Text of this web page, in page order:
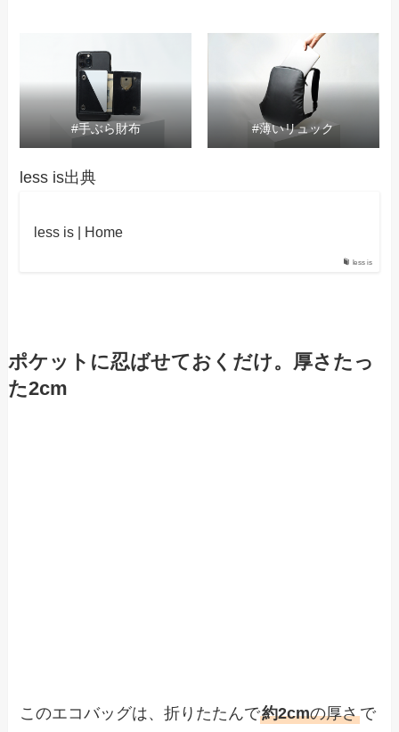
#手ぶら財布 #薄いリュック
less is出典
less is
less is | Home
ポケットに忍ばせておくだけ。厚さたっ
た2cm
このエコバッグは、折りたたんで約2cmの厚さで